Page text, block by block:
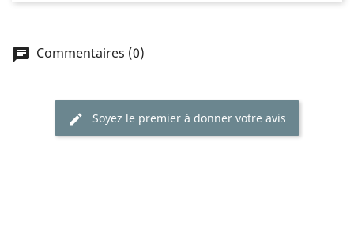
Commentaires (0)
Soyez le premier à donner votre avis